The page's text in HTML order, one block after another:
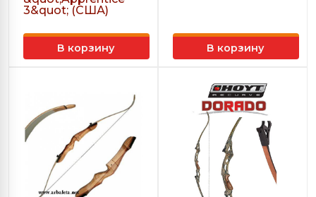
3&quot; (США)
В корзину В корзину